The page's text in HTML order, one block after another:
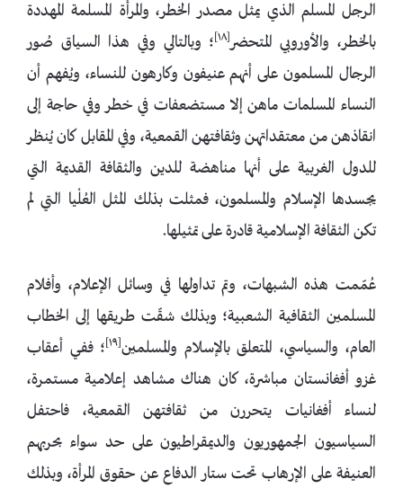
الرجل المسلم الذي يمثل مصدر الخطر، والمرأة المسلمة المهددة
بالخطر، والأوروبي المتحضر[١٨]
؛ وبالتالي وفي هذا السياق صُور
الرجال المسلمون على أنهم عنيفون وكارهون للنساء، ويُفهم أن
النساء المسلمات ماهن إلا مستضعفات في خطر وفي حاجة إلى
انقاذهن من معتقداتهن وثقافتهن القمعية، وفي المقابل كان يُنظر
للدول الغربية على أنها مناهضة للدين والثقافة القديمة التي
يجسدها الإسلام والمسلمون، فمثلت بذلك المثل العُلْيا التي لم
تكن الثقافة الإسلامية قادرة على تمثيلها.
عُمّمت هذه الشبهات، وتم تداولها في وسائل الإعلام، وأفلام
المسلمين الثقافية الشعبية؛ وبذلك شقّت طريقها إلى الخطاب
العام، والسياسي، المتعلق بالإسلام والمسلمين[١٩]
؛ ففي أعقاب
غزو أفغانستان مباشرة، كان هناك مشاهد إعلامية مستمرة،
لنساء أفغانيات يتحررن من ثقافتهن القمعية، فاحتفل
السياسيون الجمهوريون والديمقراطيون على حد سواء بحربهم
العنيفة على الإرهاب تحت ستار الدفاع عن حقوق المرأة، وبذلك